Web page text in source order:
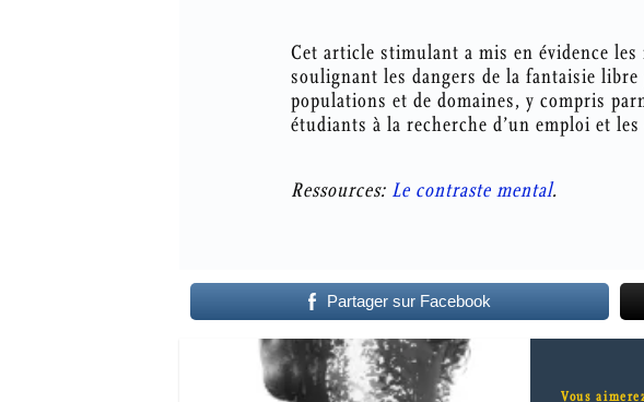
Cet article stimulant a mis en évidence
soulignant les dangers de la fantaisie
populations et de domaines, y compris
étudiants à la recherche d’un emploi et
Ressources: Le contraste mental.
Partager sur Facebook
Vous